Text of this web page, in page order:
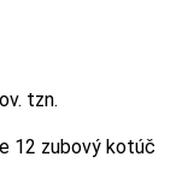
tzn.
12 zubový kotúč